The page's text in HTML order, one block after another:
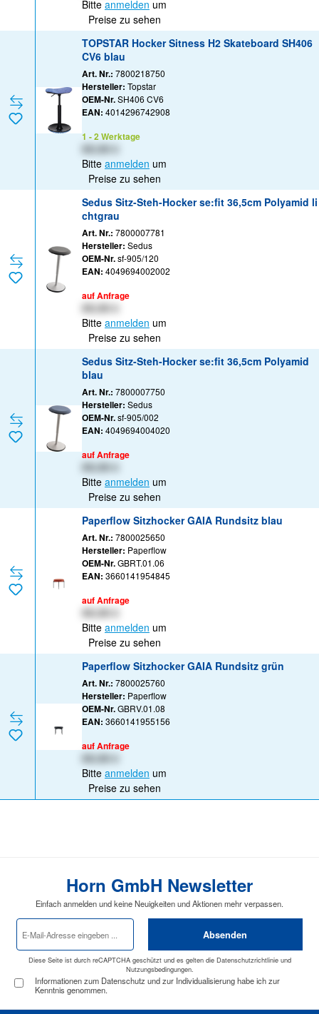
Bitte anmelden um
Preise zu sehen
TOPSTAR Hocker Sitness H2 Skateboard SH406
CV6 blau
Art. Nr.: 7800218750
Hersteller: Topstar
OEM-Nr.SH406 CV6
EAN: 4014296742908
1 - 2 Werktage
Bitte anmelden um
Preise zu sehen
Sedus Sitz-Steh-Hocker se:fit 36,5cm Polyamid li
chtgrau
Art. Nr.: 7800007781
Hersteller: Sedus
OEM-Nr.sf-905/120
EAN: 4049694002002
auf Anfrage
Bitte anmelden um
Preise zu sehen
Sedus Sitz-Steh-Hocker se:fit 36,5cm Polyamid
blau
Art. Nr.: 7800007750
Hersteller: Sedus
OEM-Nr.sf-905/002
EAN: 4049694004020
auf Anfrage
Bitte anmelden um
Preise zu sehen
Paperflow Sitzhocker GAIA Rundsitz blau
Art. Nr.: 7800025650
Hersteller: Paperflow
OEM-Nr.GBRT.01.06
EAN: 3660141954845
auf Anfrage
Bitte anmelden um
Preise zu sehen
Paperflow Sitzhocker GAIA Rundsitz grün
Art. Nr.: 7800025760
Hersteller: Paperflow
OEM-Nr.GBRV.01.08
EAN: 3660141955156
auf Anfrage
Bitte anmelden um
Preise zu sehen
Horn GmbH Newsletter
Einfach anmelden und keine Neuigkeiten und Aktionen mehr verpassen.
E-
Mail-
*
Absenden
Diese Seite ist durch reCAPTCHA geschützt und es gelten die Datenschutzrichtlinieund
Nutzungsbedingungen.
Informationen zum Datenschutz und zur Individualisierung habe ich zur
Kenntnis genommen.